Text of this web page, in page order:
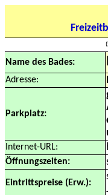
Name des Bades:
Adresse:
Parkplatz:
Internet-URL:
Öffnungszeiten:
Eintrittspreise (Erw.):